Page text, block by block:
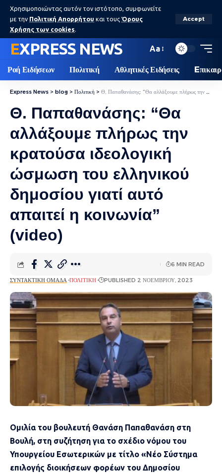
Χρησιμοποιώντας αυτόν τον ιστότοπο, συμφωνείτε
με την Πολιτική Απορρήτου και τους Όρους
Χρήσης των cookies.
Accept
EXPRESS NEWS Aa
Ροή Ειδήσεων Πολιτική Αθλητικές Ειδήσεις
Express News > blog > Πολιτική > Θ. Παπαθανάσης: “Θα αλλάξουμε πλήρως την κρατούσα ιδεολογική ώσμωση του ελληνικού δημοσίου γιατί αυτό απαιτεί η κοινωνία” (video)
Θ. Παπαθανάσης: “Θα
αλλάξουμε πλήρως την
κρατούσα ιδεολογική
ώσμωση του ελληνικού
δημοσίου γιατί αυτό
απαιτεί η κοινωνία”
(video)
ΣΥΝΤΑΚΤΙΚΉ ΟΜΆΔΑ ΠΟΛΙΤΙΚΉ PUBLISHED 2 ΝΟΕΜΒΡΊΟΥ, 2023
6 MIN READ
Ομιλία του βουλευτή Θανάση Παπαθανάση στη
Βουλή, στη συζήτηση για το σχέδιο νόμου του
Υπουργείου Εσωτερικών με τίτλο «Νέο Σύστημα
επιλογής διοικήσεων φορέων του Δημοσίου